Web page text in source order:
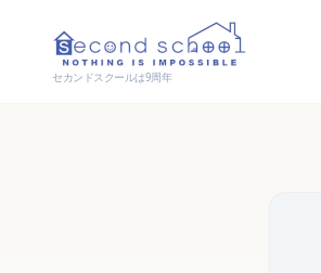
セカンドスクールは9周年